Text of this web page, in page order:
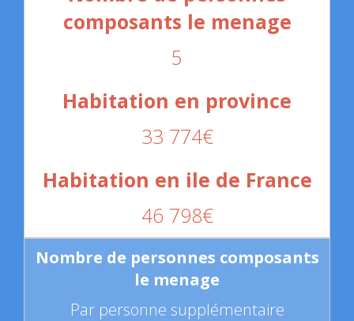
5
33 774€
46 798€
Par personne supplémentaire